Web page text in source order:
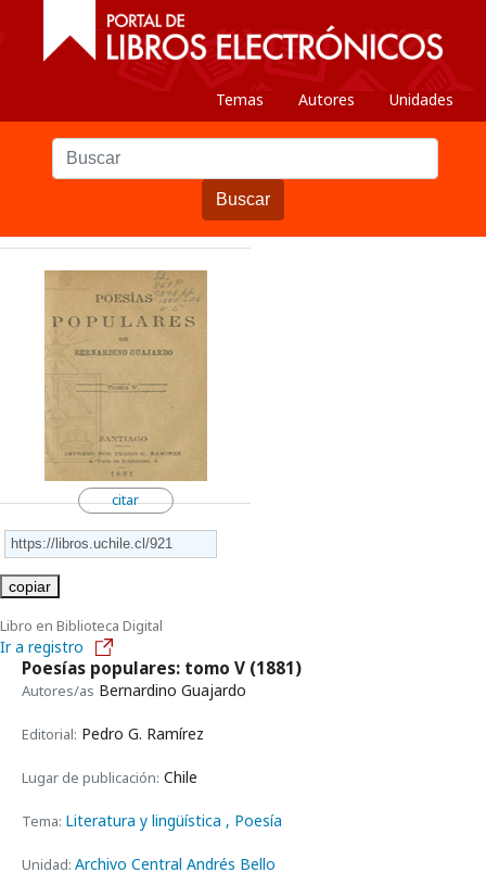
Temas Autores Unidades
Buscar
citar
copiar
Libro en Biblioteca Digital
Ir a registro
Poesías populares: tomo V (1881)
Autores/as Bernardino Guajardo
Editorial: Pedro G. Ramírez
Lugar de publicación: Chile
Tema: Literatura y lingüística , Poesía
Unidad: Archivo Central Andrés Bello